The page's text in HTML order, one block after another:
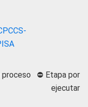
proceso ⛔ Etapa por
ejecutar